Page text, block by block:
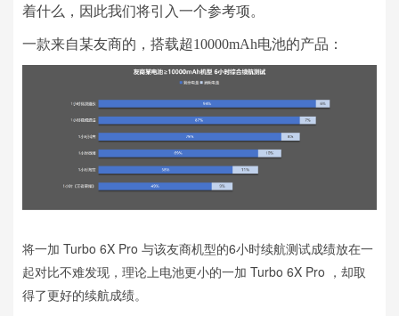
着什么，因此我们将引入一个参考项。
一款来自某友商的，搭载超10000mAh电池的产品：
将一加 Turbo 6X Pro 与该友商机型的6小时续航测试成绩放在一
起对比不难发现，理论上电池更小的一加 Turbo 6X Pro ，却取
得了更好的续航成绩。